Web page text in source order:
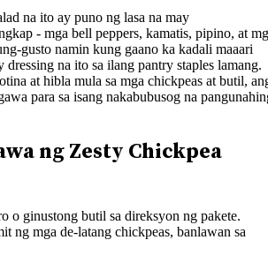
na ito ay puno ng lasa na may
- mga bell peppers, kamatis, pipino, at
gusto namin kung gaano ka kadali maaari
dressing na ito sa ilang pantry staples lamang.
at hibla mula sa mga chickpeas at butil,
para sa isang nakabubusog na
ng Zesty Chickpea
o ginustong butil sa direksyon ng pakete.
ng mga de-latang chickpeas, banlawan sa